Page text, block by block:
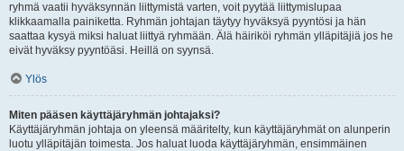
ryhmä vaatii hyväksynnän liittymistä varten, voit pyytää liittymislupaa
klikkaamalla painiketta. Ryhmän johtajan täytyy hyväksyä pyyntösi ja hän
saattaa kysyä miksi haluat liittyä ryhmään. Älä häiriköi ryhmän ylläpitäjiä jos he
eivät hyväksy pyyntöäsi. Heillä on syynsä.
Ylös
Miten pääsen käyttäjäryhmän johtajaksi?
Käyttäjäryhmän johtaja on yleensä määritelty, kun käyttäjäryhmät on alunperin
luotu ylläpitäjän toimesta. Jos haluat luoda käyttäjäryhmän, ensimmäinen